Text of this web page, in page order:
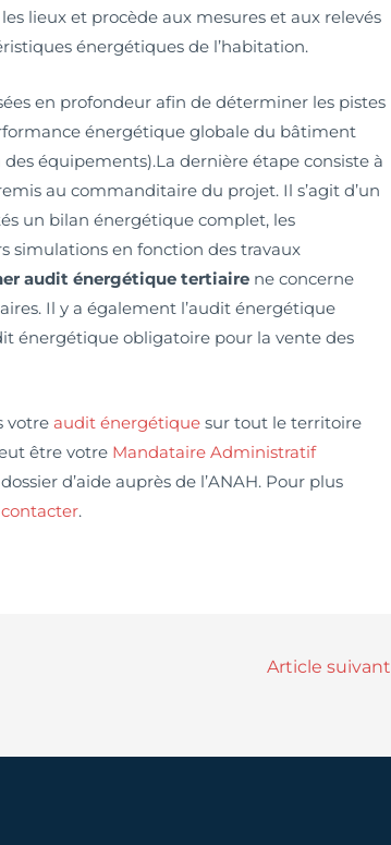
lieux et procède aux mesures et aux relevés
énergétiques de l’habitation.
en profondeur afin de déterminer les pistes
énergétique globale du bâtiment
équipements).La dernière étape consiste à
au commanditaire du projet. Il s’agit d’un
un bilan énergétique complet, les
simulations en fonction des travaux
audit énergétique tertiaire ne concerne
Il y a également l’audit énergétique
énergétique obligatoire pour la vente des
votre audit énergétique sur tout le territoire
être votre Mandataire Administratif
d’aide auprès de l’ANAH. Pour plus
.
Article suivant